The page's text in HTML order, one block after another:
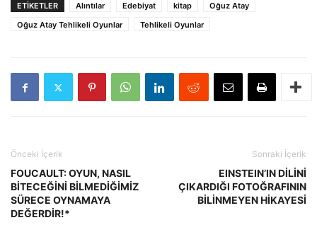
ETIKETLER Alıntılar Edebiyat kitap
Oğuz Atay
Oğuz Atay Tehlikeli Oyunlar
Tehlikeli Oyunlar
Önceki İçerik
FOUCAULT: OYUN, NASIL
BİTECEĞİNİ BİLMEDİĞİMİZ
SÜRECE OYNAMAYA
DEĞERDİR!*
Sonraki İçerik
EINSTEIN’IN DİLİNİ
ÇIKARDIĞI FOTOĞRAFININ
BİLİNMEYEN HİKAYESİ